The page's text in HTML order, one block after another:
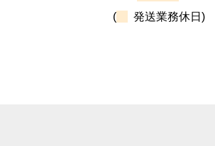
(
発送業務休日)